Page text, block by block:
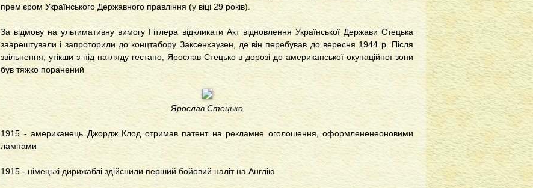
прем'єром Українського Державного правління (у віці 29 років).
За відмову на ультимативну вимогу Гітлера відкликати Акт відновлення Української Держави Стецька
заарештували і запроторили до концтабору Заксенхаузен, де він перебував до вересня 1944 р. Після
звільнення, утікши з-під нагляду гестапо, Ярослав Стецько в дорозі до американської окупаційної зони
був тяжко поранений
Ярослав Стецько
1915 - американець Джордж Клод отримав патент на рекламне оголошення, оформлененеоновими
лампами
1915 - німецькі дирижаблі здійснили перший бойовий наліт на Англію